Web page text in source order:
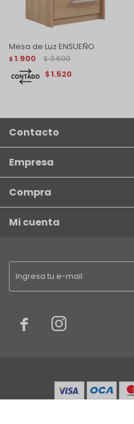
Mesa de Luz ENSUEÑO
$ 1.900 $ 3.600
$1.520
 
Contacto
Empresa
Compra
Mi cuenta